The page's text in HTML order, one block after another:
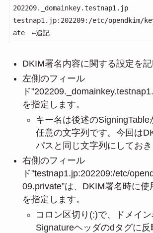
202209._domainkey.testnap1.jp
testnap1.jp:202209:/etc/opendkim/
ate　←追記
DKIM署名内容に関する設定を記
左側のフィール
ド
を指定します。
キー名は後述のSigningTable
任意の文字列です。今回は
パスと同じ文字列にしておき
右側のフィール
ド”testnap1.jp:202209:/etc/
09.private”は、DKIM署名時に使
を指定します。
コロン区切り(:)で、ドメイ
Signatureヘッダのdタグに反